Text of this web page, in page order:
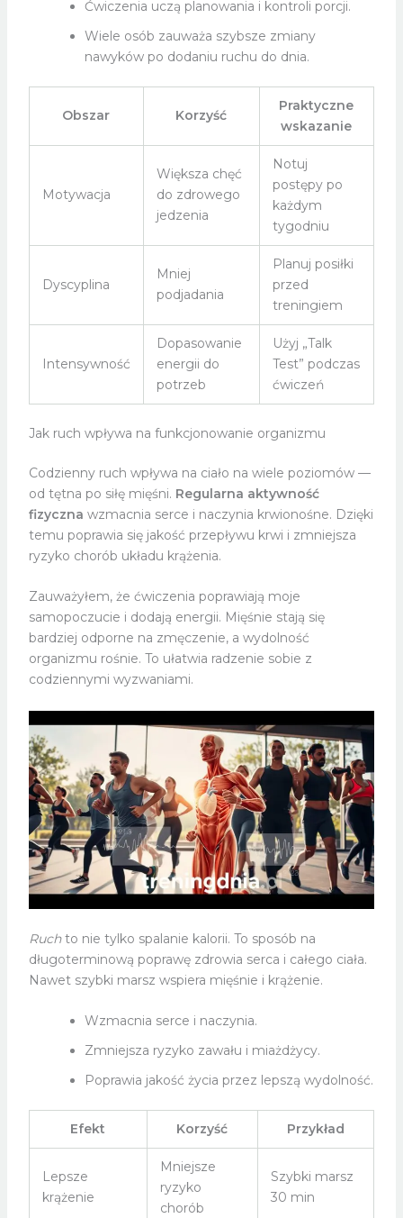
Ćwiczenia uczą planowania i kontroli porcji.
Wiele osób zauważa szybsze zmiany
nawyków po dodaniu ruchu do dnia.
Obszar Korzyść
Praktyczne
wskazanie
Motywacja
Większa chęć
do zdrowego
jedzenia
Notuj
postępy po
każdym
tygodniu
Dyscyplina
Mniej
podjadania
Planuj posiłki
przed
treningiem
Intensywność
Dopasowanie
energii do
potrzeb
Użyj „Talk
Test” podczas
ćwiczeń
Jak ruch wpływa na funkcjonowanie organizmu
Codzienny ruch wpływa na ciało na wiele poziomów —
od tętna po siłę mięśni. Regularna aktywność
fizyczna wzmacnia serce i naczynia krwionośne. Dzięki
temu poprawia się jakość przepływu krwi i zmniejsza
ryzyko chorób układu krążenia.
Zauważyłem, że ćwiczenia poprawiają moje
samopoczucie i dodają energii. Mięśnie stają się
bardziej odporne na zmęczenie, a wydolność
organizmu rośnie. To ułatwia radzenie sobie z
codziennymi wyzwaniami.
Ruchto nie tylko spalanie kalorii. To sposób na
długoterminową poprawę zdrowia serca i całego ciała.
Nawet szybki marsz wspiera mięśnie i krążenie.
Wzmacnia serce i naczynia.
Zmniejsza ryzyko zawału i miażdżycy.
Poprawia jakość życia przez lepszą wydolność.
Efekt Korzyść Przykład
Lepsze
krążenie
Mniejsze
ryzyko
chorób
Szybki marsz
30 min